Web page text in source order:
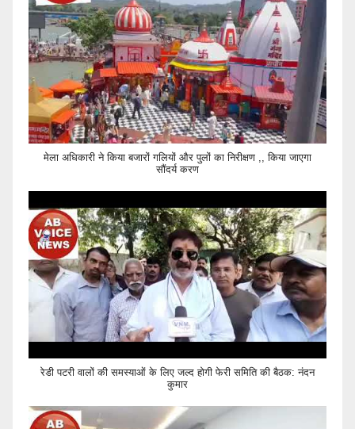
मेला अधिकारी ने किया बजारों गलियों और पुलों का निरीक्षण ,, किया जाएगा
सौंदर्य करण
रेडी पटरी वालों की समस्याओं के लिए जल्द होगी फेरी समिति की बैठक: नंदन
कुमार